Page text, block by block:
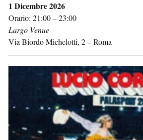
1 Dicembre 2026
Orario: 21:00 – 23:00
Largo Venue
Via Biordo Michelotti, 2–Roma